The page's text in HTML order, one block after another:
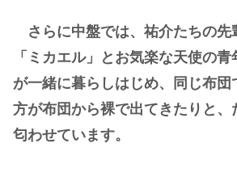
さらに中盤では、祐介たちの先
「ミカエル」とお気楽な天使の青
が一緒に暮らしはじめ、同じ布団
方が布団から裸で出てきたりと、
匂わせています。